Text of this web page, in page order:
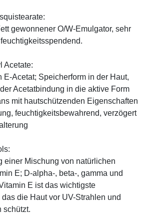
gewonnener O/W-Emulgator, sehr
Acetate:
E-Acetat; Speicherform in der Haut,
Acetatbindung in die aktive Form
mit hautschützenden Eigenschaften
feuchtigkeitsbewahrend, verzögert
einer Mischung von natürlichen
E; D-alpha-, beta-, gamma und
E ist das wichtigste
die Haut vor UV-Strahlen und
schützt.